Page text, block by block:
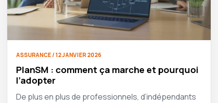
ASSURANCE / 12 JANVIER 2026
PlanSM : comment ça marche et pourquoi
l’adopter
De plus en plus de professionnels, d’indépendants